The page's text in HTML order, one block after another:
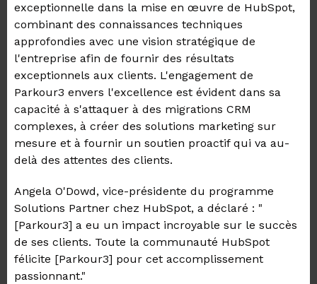
exceptionnelle dans la mise en œuvre de HubSpot,
combinant des connaissances techniques
approfondies avec une vision stratégique de
l'entreprise afin de fournir des résultats
exceptionnels aux clients. L'engagement de
Parkour3 envers l'excellence est évident dans sa
capacité à s'attaquer à des migrations CRM
complexes, à créer des solutions marketing sur
mesure et à fournir un soutien proactif qui va au-
delà des attentes des clients.
Angela O'Dowd, vice-présidente du programme
Solutions Partner chez HubSpot, a déclaré : "
[Parkour3] a eu un impact incroyable sur le succès
de ses clients. Toute la communauté HubSpot
félicite [Parkour3] pour cet accomplissement
passionnant."